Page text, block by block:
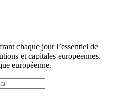
chaque jour l’essentiel de
et capitales européennes.
européenne.